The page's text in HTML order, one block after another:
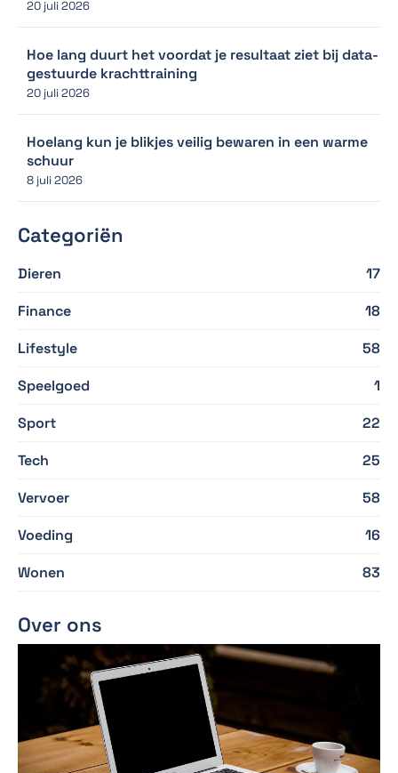
20 juli 2026
Hoe lang duurt het voordat je resultaat ziet bij data-
gestuurde krachttraining
20 juli 2026
Hoelang kun je blikjes veilig bewaren in een warme
schuur
8 juli 2026
Categoriën
Dieren
17
Finance
18
Lifestyle
58
Speelgoed
1
Sport
22
Tech
25
Vervoer
58
Voeding
16
Wonen
83
Over ons